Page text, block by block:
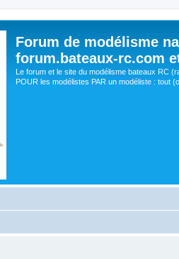
Forum de modélisme
forum.bateaux-rc.com
Le forum et le site du modélisme bateaux RC
POUR les modélistes PAR un modéliste : tout